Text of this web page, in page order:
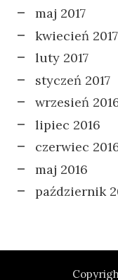
maj 2017
kwiecień 2017
luty 2017
styczeń 2017
wrzesień
lipiec 2016
czerwiec
maj 2016
październik